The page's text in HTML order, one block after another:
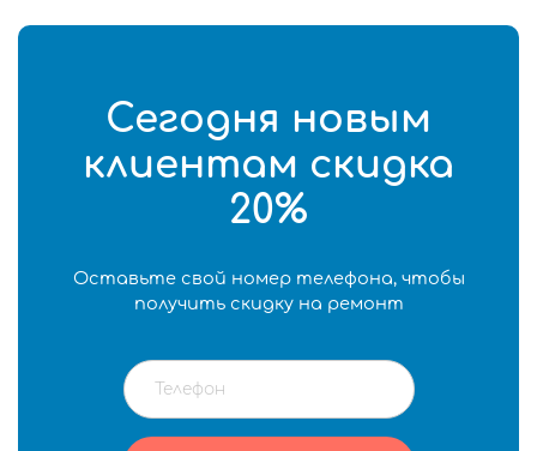
Сегодня новым
клиентам скидка
20%
Оставьте свой номер телефона, чтобы
получить скидку на ремонт